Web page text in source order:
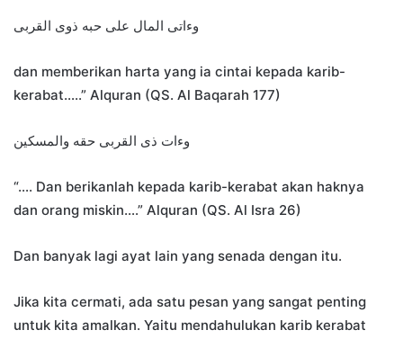
وءاتى المال على حبه ذوى القربى
dan memberikan harta yang ia cintai kepada karib-
kerabat…..” Alquran (QS. Al Baqarah 177)
وءات ذى القربى حقه والمسكين
“…. Dan berikanlah kepada karib-kerabat akan haknya
dan orang miskin….” Alquran (QS. Al Isra 26)
Dan banyak lagi ayat lain yang senada dengan itu.
Jika kita cermati, ada satu pesan yang sangat penting
untuk kita amalkan. Yaitu mendahulukan karib kerabat